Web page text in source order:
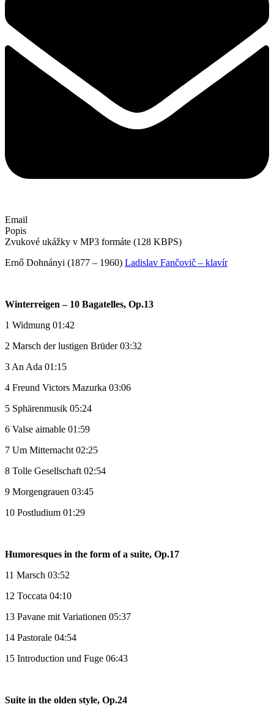
Email
Popis
Zvukové ukážky v MP3 formáte (128 KBPS)
Ernő Dohnányi (1877 – 1960) Ladislav Fančovič – klavír
Winterreigen – 10 Bagatelles, Op.13
1 Widmung 01:42
2 Marsch der lustigen Brüder 03:32
3 An Ada 01:15
4 Freund Victors Mazurka 03:06
5 Sphärenmusik 05:24
6 Valse aimable 01:59
7 Um Mitternacht 02:25
8 Tolle Gesellschaft 02:54
9 Morgengrauen 03:45
10 Postludium 01:29
Humoresques in the form of a suite, Op.17
11 Marsch 03:52
12 Toccata 04:10
13 Pavane mit Variationen 05:37
14 Pastorale 04:54
15 Introduction und Fuge 06:43
Suite in the olden style, Op.24